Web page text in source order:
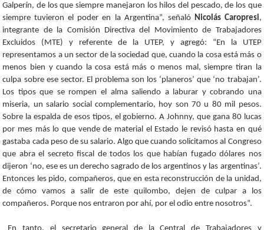
Galperín, de los que siempre manejaron los hilos del pescado, de los que
siempre tuvieron el poder en la Argentina”, señaló Nicolás Caropresi,
integrante de la Comisión Directiva del Movimiento de Trabajadores
Excluidos (MTE) y referente de la UTEP, y agregó: “En la UTEP
representamos a un sector de la sociedad que, cuando la cosa está más o
menos bien y cuando la cosa está más o menos mal, siempre tiran la
culpa sobre ese sector. El problema son los ‘planeros’ que ‘no trabajan’.
Los tipos que se rompen el alma saliendo a laburar y cobrando una
miseria, un salario social complementario, hoy son 70 u 80 mil pesos.
Sobre la espalda de esos tipos, el gobierno. A Johnny, que gana 80 lucas
por mes más lo que vende de material el Estado le revisó hasta en qué
gastaba cada peso de su salario. Algo que cuando solicitamos al Congreso
que abra el secreto fiscal de todos los que habían fugado dólares nos
dijeron ‘no, ese es un derecho sagrado de los argentinos y las argentinas’.
Entonces les pido, compañeros, que en esta reconstrucción de la unidad,
de cómo vamos a salir de este quilombo, dejen de culpar a los
compañeros. Porque nos entraron por ahí, por el odio entre nosotros”.